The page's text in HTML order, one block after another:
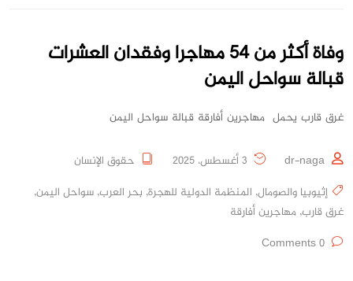
وفاة أكثر من 54 مهاجرا وفقدان العشرات
قبالة سواحل اليمن
غرق قارب يحمل مهاجرين أفارقة قبالة سواحل اليمن
dr-naga
حقوق الإنسان
إثيوبيا والصومال, المنظمة الدولية للهجرة, بحر العرب, سواحل اليمن,
غرق قارب, مهاجرين أفارقة